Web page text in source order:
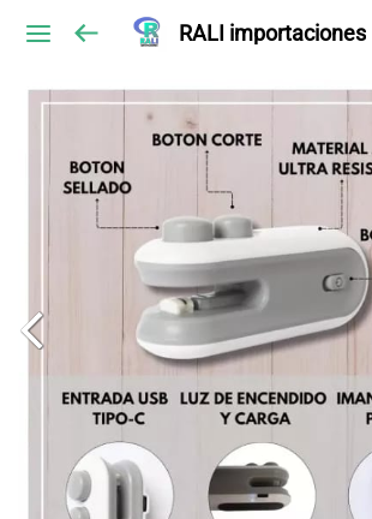
RALI importaciones